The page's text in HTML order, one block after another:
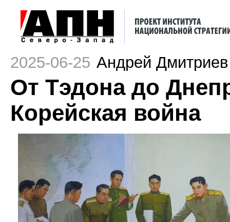
2025-06-25 Андрей Дмитриев
От Тэдона до
Корейская война